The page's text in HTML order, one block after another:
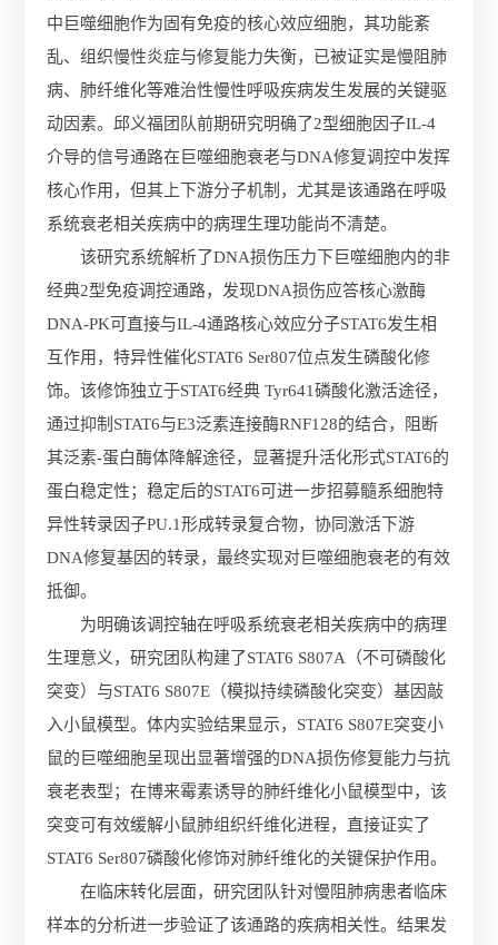
中巨噬细胞作为固有免疫的核心效应细胞，其功能紊
乱、组织慢性炎症与修复能力失衡，已被证实是慢阻肺
病、肺纤维化等难治性慢性呼吸疾病发生发展的关键驱
动因素。邱义福团队前期研究明确了2型细胞因子IL-4
介导的信号通路在巨噬细胞衰老与DNA修复调控中发挥
核心作用，但其上下游分子机制，尤其是该通路在呼吸
系统衰老相关疾病中的病理生理功能尚不清楚。
该研究系统解析了DNA损伤压力下巨噬细胞内的非
经典2型免疫调控通路，发现DNA损伤应答核心激酶
DNA-PK可直接与IL-4通路核心效应分子STAT6发生相
互作用，特异性催化STAT6 Ser807位点发生磷酸化修
饰。该修饰独立于STAT6经典 Tyr641磷酸化激活途径，
通过抑制STAT6与E3泛素连接酶RNF128的结合，阻断
其泛素-蛋白酶体降解途径，显著提升活化形式STAT6的
蛋白稳定性；稳定后的STAT6可进一步招募髓系细胞特
异性转录因子PU.1形成转录复合物，协同激活下游
DNA修复基因的转录，最终实现对巨噬细胞衰老的有效
抵御。
为明确该调控轴在呼吸系统衰老相关疾病中的病理
生理意义，研究团队构建了STAT6 S807A（不可磷酸化
突变）与STAT6 S807E（模拟持续磷酸化突变）基因敲
入小鼠模型。体内实验结果显示，STAT6 S807E突变小
鼠的巨噬细胞呈现出显著增强的DNA损伤修复能力与抗
衰老表型；在博来霉素诱导的肺纤维化小鼠模型中，该
突变可有效缓解小鼠肺组织纤维化进程，直接证实了
STAT6 Ser807磷酸化修饰对肺纤维化的关键保护作用。
在临床转化层面，研究团队针对慢阻肺病患者临床
样本的分析进一步验证了该通路的疾病相关性。结果发